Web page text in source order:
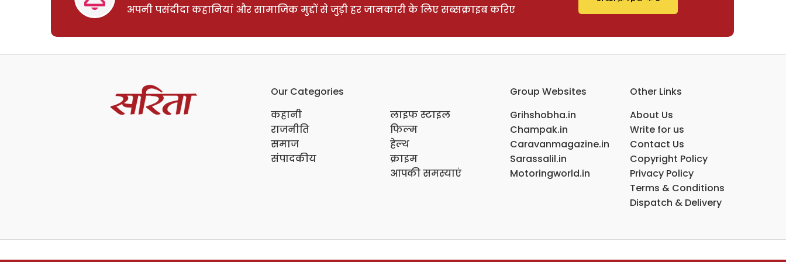
अपनी पसंदीदा कहानियां और सामाजिक मुद्दों से जुड़ी हर जानकारी के लिए सब्सक्राइब करिए
Our Categories
कहानी
राजनीति
समाज
संपादकीय
लाइफ स्टाइल
फिल्म
हेल्थ
क्राइम
आपकी समस्याएं
Group Websites
Grihshobha.in
Champak.in
Caravanmagazine.in
Sarassalil.in
Motoringworld.in
Other Links
About Us
Write for us
Contact Us
Copyright Policy
Privacy Policy
Terms & Conditions
Dispatch & Delivery